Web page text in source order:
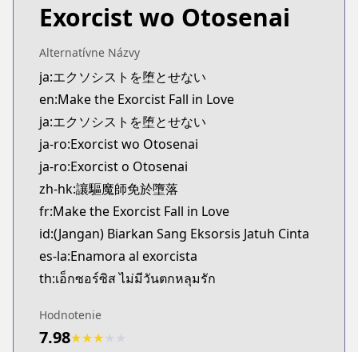
Official Raw
https://shonenjumpplus.com/episode/
Kitsu
Kitsu
MangaUpdates
MangaUpdates
https://www.mangaupdates.com/
Book☆Walker
Book☆Walker
https://bookwalker.jp/series/351107/list
Official English
Official English
https://mangaplus.shueisha.co.jp/titles/100198
Exorcist wo Otosenai
Alternatívne Názvy
ja:エクソシストを堕とせない
en:Make the Exorcist Fall in Love
ja:エクソシストを堕とせない
ja-ro:Exorcist wo Otosenai
ja-ro:Exorcist o Otosenai
zh-hk:讓驅魔師免於墮落
fr:Make the Exorcist Fall in Love
id:(Jangan) Biarkan Sang Eksorsis Jatuh Cinta
es-la:Enamora al exorcista
th:เอ็กซอร์ซิส ไม่มีวันตกหลุมรัก
Hodnotenie
7.98★★★